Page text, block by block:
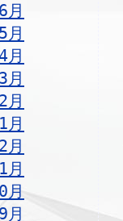
月
月
月
月
月
月
月
月
月
月